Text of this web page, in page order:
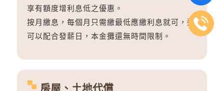
享有額度增利息低之優惠。
按月繳息，每個月只需繳最低應繳利息就可，還
可以配合發薪日，本金攤還無時間限制。
房屋、土地代償